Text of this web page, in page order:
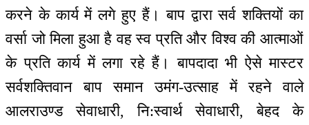
करने के कार्य में लगे हुए हैं। बाप द्वारा सर्व शक्तियों का
वर्सा जो मिला हुआ है वह स्व प्रति और विश्व की आत्माओं
के प्रति कार्य में लगा रहे हैं। बापदादा भी ऐसे मास्टर
सर्वशक्तिवान बाप समान उमंग-उत्साह में रहने वाले
आलराउण्ड सेवाधारी, नि:स्वार्थ सेवाधारी, बेहद के